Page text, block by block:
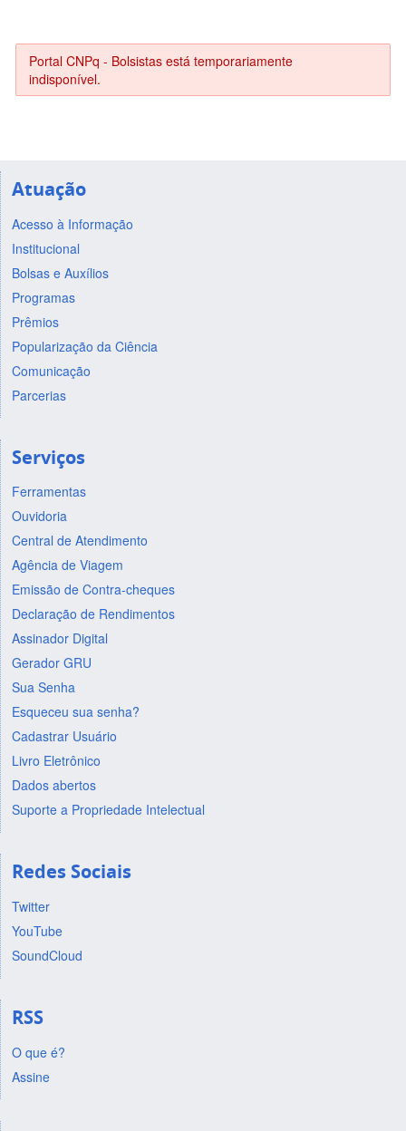
Portal CNPq - Bolsistas está temporariamente
indisponível.
Atuação
Acesso à Informação
Institucional
Bolsas e Auxílios
Programas
Prêmios
Popularização da Ciência
Comunicação
Parcerias
Serviços
Ferramentas
Ouvidoria
Central de Atendimento
Agência de Viagem
Emissão de Contra-cheques
Declaração de Rendimentos
Assinador Digital
Gerador GRU
Sua Senha
Esqueceu sua senha?
Cadastrar Usuário
Livro Eletrônico
Dados abertos
Suporte a Propriedade Intelectual
Redes Sociais
Twitter
YouTube
SoundCloud
RSS
O que é?
Assine